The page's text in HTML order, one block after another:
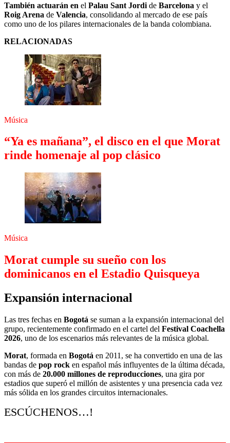
También actuarán en el Palau Sant Jordi de Barcelona y el
Roig Arena de Valencia, consolidando al mercado de ese país
como uno de los pilares internacionales de la banda colombiana.
RELACIONADAS
Música
“Ya es mañana”, el disco en el que Morat
rinde homenaje al pop clásico
Música
Morat cumple su sueño con los
dominicanos en el Estadio Quisqueya
Expansión internacional
Las tres fechas en Bogotá se suman a la expansión internacional del
grupo, recientemente confirmado en el cartel del Festival Coachella
2026, uno de los escenarios más relevantes de la música global.
Morat, formada en Bogotá en 2011, se ha convertido en una de las
bandas de pop rock en español más influyentes de la última década,
con más de 20.000 millones de reproducciones, una gira por
estadios que superó el millón de asistentes y una presencia cada vez
más sólida en los grandes circuitos internacionales.
ESCÚCHENOS…!